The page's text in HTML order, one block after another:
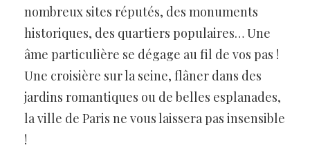
nombreux sites réputés, des monuments
historiques, des quartiers populaires… Une
âme particulière se dégage au fil de vos pas !
Une croisière sur la seine, flâner dans des
jardins romantiques ou de belles esplanades,
la ville de Paris ne vous laissera pas insensible
!